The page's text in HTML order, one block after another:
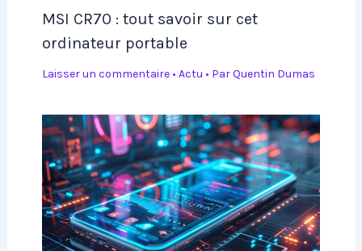
MSI CR70 : tout savoir sur cet
ordinateur portable
Laisser un commentaire • Actu • ParQuentin Dumas